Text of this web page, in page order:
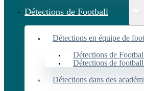
Détections de Football
Détections en équipe de
Détections de
Détections de
Détections dans des